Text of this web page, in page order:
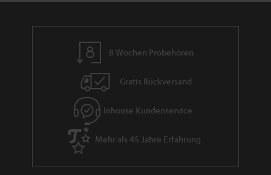
8 Wochen Probehören
Gratis Rückversand
Inhouse Kundenservice
Mehr als 45 Jahre Erfahrung